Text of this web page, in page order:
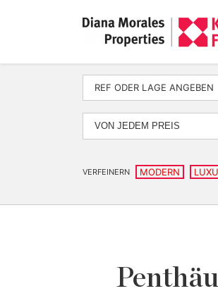
VON JEDEM PREIS
VERFEINERN MODERN